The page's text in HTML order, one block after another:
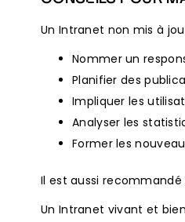
Un Intranet non mis à
Nommer un
Planifier des
Impliquer les
Analyser les
Former les
Il est aussi recommandé
Un Intranet vivant et